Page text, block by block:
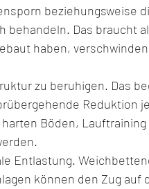
beziehungsweise
Das braucht
haben,
zu beruhigen. Das
Reduktion
Böden,
Entlastung.
können den Zug auf